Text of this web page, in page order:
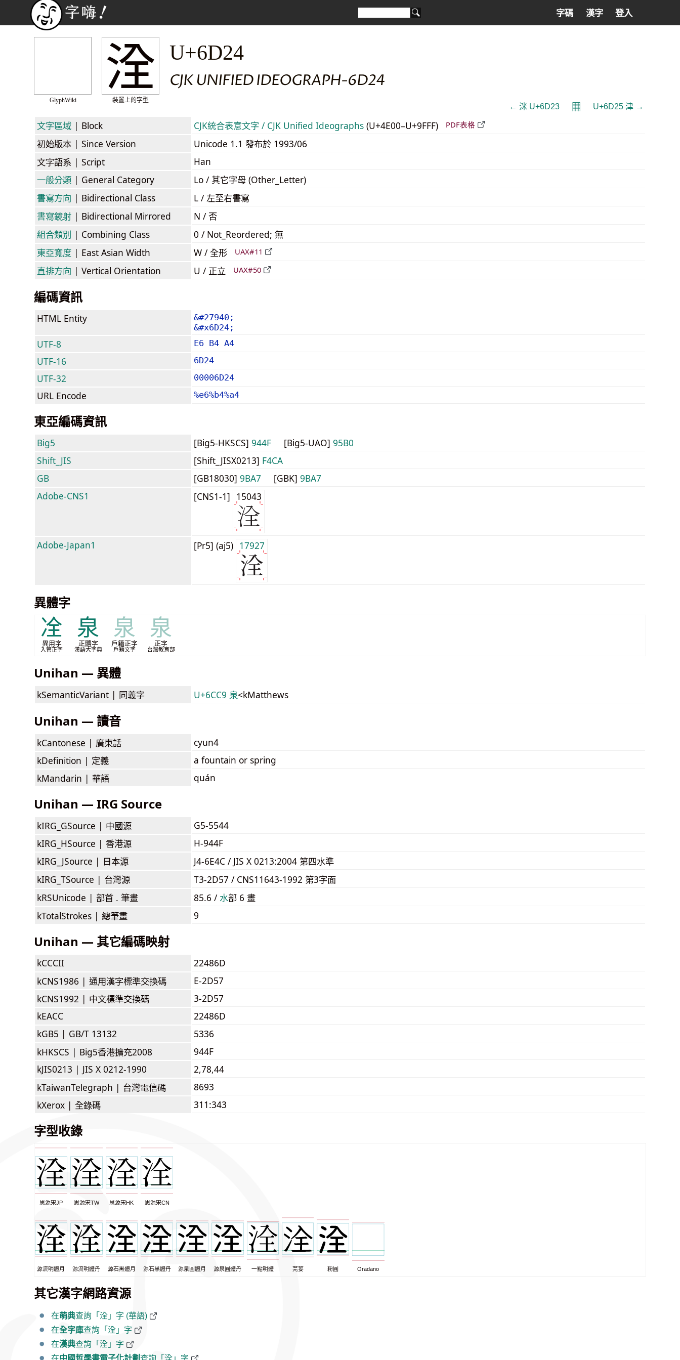
字碼 漢字 登入
GlyphWiki
洤
裝置上的字型
U+6D24
CJK UNIFIED IDEOGRAPH-6D24
← 洣 U+6D23 𝄜 U+6D25 津 →
文字區域 | Block CJK統合表意文字 / CJK Unified Ideographs (U+4E00–U+9FFF) PDF表格
初始版本 | Since Version
Unicode 1.1 發布於 1993/06
文字語系 | Script
Han
一般分類 | General Category
Lo / 其它字母 (Other_Letter)
書寫方向 | Bidirectional Class
L / 左至右書寫
書寫鏡射 | Bidirectional Mirrored
N / 否
組合類別 | Combining Class
0 / Not_Reordered; 無
東亞寬度 | East Asian Width W / 全形 UAX#11
直排方向 | Vertical Orientation U / 正立 UAX#50
編碼資訊
HTML Entity
&#27940;
&#x6D24;
UTF-8 E6 B4 A4
UTF-16 6D24
UTF-32 00006D24
URL Encode %e6%b4%a4
東亞編碼資訊
Big5 [Big5-HKSCS] 944F [Big5-UAO] 95B0
Shift_JIS
[Shift_JISX0213] F4CA
GB
[GB18030] 9BA7 [GBK] 9BA7
Adobe-CNS1
[CNS1-1] 15043
Adobe-Japan1 [Pr5] (aj5) 17927
異體字
㓌
異用字
入管正字
泉
正體字
漢語大字典
泉
戶籍正字
戶籍文字
泉
正字
台灣教育部
Unihan — 異體
kSemanticVariant | 同義字 U+6CC9 泉<kMatthews
Unihan — 讀音
kCantonese | 廣東話
cyun4
kDefinition | 定義
a fountain or spring
kMandarin | 華語 quán
Unihan — IRG Source
kIRG_GSource | 中國源
G5-5544
kIRG_HSource | 香港源
H-944F
kIRG_JSource | 日本源
J4-6E4C / JIS X 0213:2004 第四水準
kIRG_TSource | 台灣源
T3-2D57 / CNS11643-1992 第3字面
kRSUnicode | 部首 . 筆畫 85.6 / ⽔部 6 畫
kTotalStrokes | 總筆畫 9
Unihan — 其它編碼映射
kCCCII
22486D
kCNS1986 | 通用漢字標準交換碼
E-2D57
kCNS1992 | 中文標準交換碼
3-2D57
kEACC
22486D
kGB5 | GB/T 13132
5336
kHKSCS | Big5香港擴充2008
944F
kJIS0213 | JIS X 0212-1990
2,78,44
kTaiwanTelegraph | 台灣電信碼
8693
kXerox | 全錄碼 311:343
字型收錄
思源宋JP 思源宋TW 思源宋HK 思源宋CN
源流明體月 源流明體丹 源石黑體月 源石黑體丹 源泉圓體月 源泉圓體丹 一點明體 芫荽 粉圓 Oradano
其它漢字網路資源
在萌典查詢「洤」字 (華語)
在全字庫查詢「洤」字
在漢典查詢「洤」字